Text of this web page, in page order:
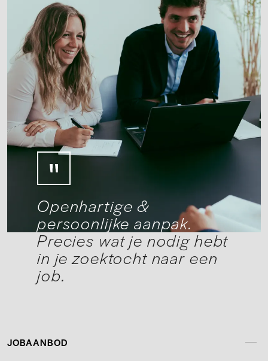
Openhartige &
persoonlijke aanpak.
Precies wat je nodig hebt
in je zoektocht naar een
job.
JOBAANBOD